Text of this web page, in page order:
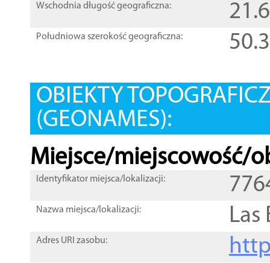
Wschodnia długość geograficzna:
Południowa szerokość geograficzna:
OBIEKTY
(GEONAMES):
Miejsce/miejscowość/
Identyfikator miejsca/lokalizacji:
Nazwa miejsca/lokalizacji: Las
Adres URI zasobu: